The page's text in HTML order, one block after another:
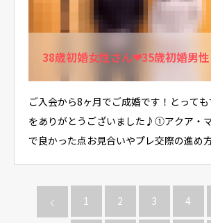
38歳初婚女性さん❤35歳初婚男
ご入会から8ヶ月でご成婚です！とって
をありがとうございました♪①アクア・
で良かった点お見合いやプレ交際の進め
1 2 3 4